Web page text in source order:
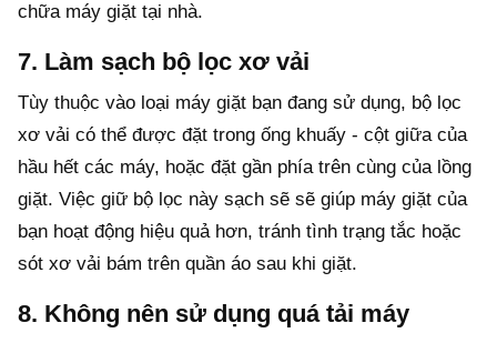
chữa máy giặt tại nhà.
7. Làm sạch bộ lọc xơ vải
Tùy thuộc vào loại máy giặt bạn đang sử dụng, bộ lọc
xơ vải có thể được đặt trong ống khuấy - cột giữa của
hầu hết các máy, hoặc đặt gần phía trên cùng của lồng
giặt. Việc giữ bộ lọc này sạch sẽ sẽ giúp máy giặt của
bạn hoạt động hiệu quả hơn, tránh tình trạng tắc hoặc
sót xơ vải bám trên quần áo sau khi giặt.
8. Không nên sử dụng quá tải máy